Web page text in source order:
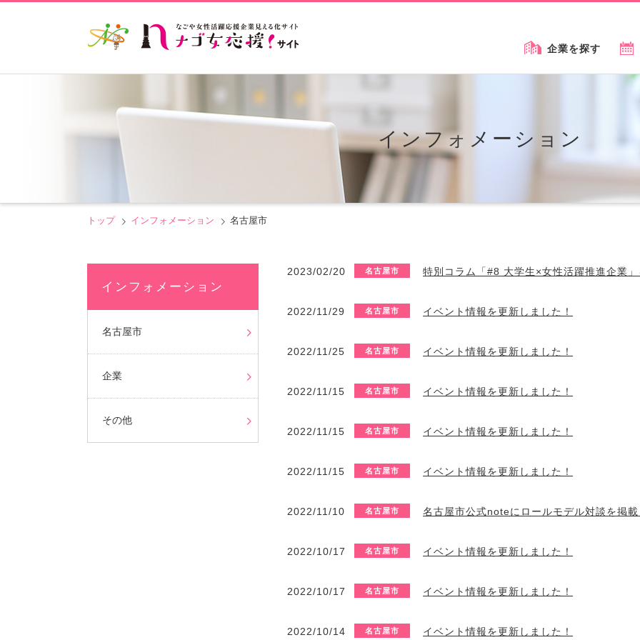
企業を探す
インフォメーション
トップ インフォメーション 名古屋市
インフォメーション
名古屋市
企業
その他
2023/02/20 名古屋市 特別コラム「#8 大学生×女性活躍推進企業」
2022/11/29 名古屋市 イベント情報を更新しました！
2022/11/25 名古屋市 イベント情報を更新しました！
2022/11/15 名古屋市 イベント情報を更新しました！
2022/11/15 名古屋市 イベント情報を更新しました！
2022/11/15 名古屋市 イベント情報を更新しました！
2022/11/10 名古屋市 名古屋市公式noteにロールモデル対談を掲載
2022/10/17 名古屋市 イベント情報を更新しました！
2022/10/17 名古屋市 イベント情報を更新しました！
2022/10/14 名古屋市 イベント情報を更新しました！